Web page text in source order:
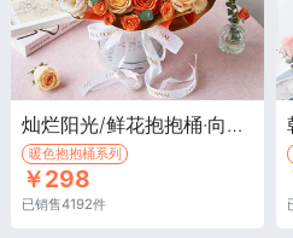
灿烂阳光/鲜花抱抱桶·向日葵2枝、橙色玫瑰国王日5枝、香槟玫瑰7枝
暖色抱抱桶系列
￥298
已销售4192件